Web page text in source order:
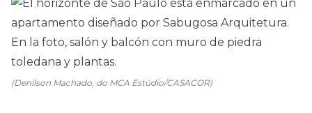
(Denilson Machado, do MCA Estúdio/CASACOR)